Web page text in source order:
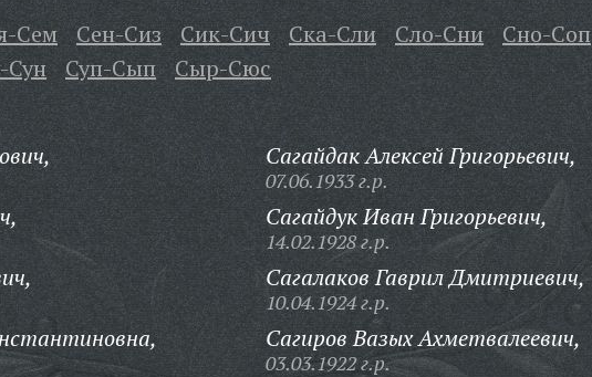
Сем Сен-Сиз Сик-Сич Ска-Сли Сло-Сни
Сно-Соп
Сун Суп-Сып Сыр-Сюс
Сагайдак Алексей Григорьевич,
07.06.1933 г.р.
Сагайдук Иван Григорьевич,
14.02.1928 г.р.
Сагалаков Гаврил Дмитриевич,
10.04.1924 г.р.
Сагиров Вазых Ахметвалеевич,
03.03.1922 г.р.